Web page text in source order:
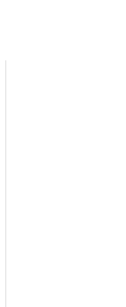
Lucas-Fans, deren Motto
Geschenk für alle, die